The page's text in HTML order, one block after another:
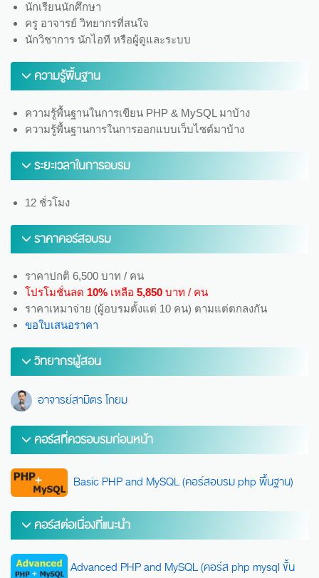
นักเรียนนักศึกษา
ครู อาจารย์ วิทยากรที่สนใจ
นักวิชาการ นักไอที หรือผู้ดูและระบบ
ความรู้พื้นฐาน
ความรู้พื้นฐานในการเขียน PHP & MySQL มาบ้าง
ความรู้พื้นฐานการในการออกแบบเว็บไซต์มาบ้าง
ระยะเวลาในการอบรม
12 ชั่วโมง
ราคาคอร์สอบรม
ราคาปกติ 6,500 บาท / คน
โปรโมชั่นลด 10% เหลือ 5,850 บาท / คน
ราคาเหมาจ่าย (ผู้อบรมตั้งแต่ 10 คน) ตามแต่ตกลงกัน
ขอใบเสนอราคา
วิทยากรผู้สอน
อาจารย์สามิตร โกยม
คอร์สที่ควรอบรมก่อนหน้า
Basic PHP and MySQL (คอร์สอบรม php พื้นฐาน)
คอร์สต่อเนื่องที่แนะนำ
Advanced PHP and MySQL (คอร์ส php mysql ขั้น